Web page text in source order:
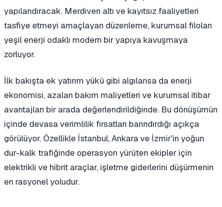
yapılandıracak. Merdiven altı ve kayıtsız faaliyetleri
tasfiye etmeyi amaçlayan düzenleme, kurumsal filoları
yeşil enerji odaklı modern bir yapıya kavuşmaya
zorluyor.
İlk bakışta ek yatırım yükü gibi algılansa da enerji
ekonomisi, azalan bakım maliyetleri ve kurumsal itibar
avantajları bir arada değerlendirildiğinde. Bu dönüşümün
içinde devasa verimlilik fırsatları barındırdığı açıkça
görülüyor. Özellikle İstanbul, Ankara ve İzmir'in yoğun
dur-kalk trafiğinde operasyon yürüten ekipler için
elektrikli ve hibrit araçlar, işletme giderlerini düşürmenin
en rasyonel yoludur.